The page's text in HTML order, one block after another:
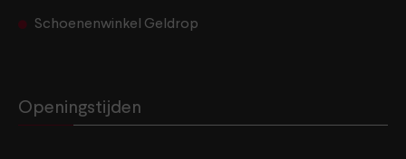
Schoenenwinkel Geldrop
Openingstijden